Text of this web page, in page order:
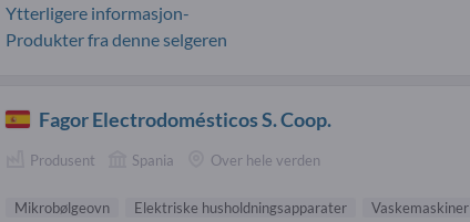
Ytterligere informasjon-
Produkter fra denne selgeren
Fagor Electrodomésticos S. Coop.
Produsent Spania Over hele verden
Mikrobølgeovn Elektriske husholdningsapparater
Vaskemaskiner